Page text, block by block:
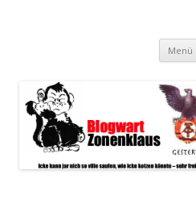
spiegeln im wesentlichen denMenü